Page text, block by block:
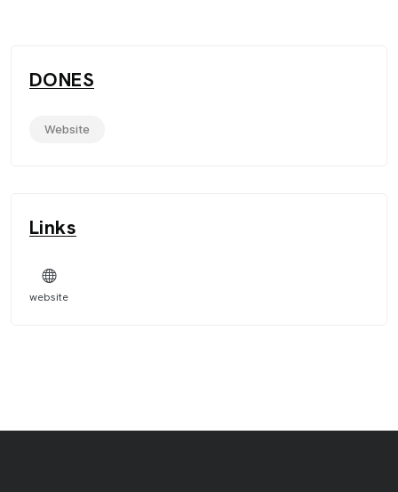
DONES
Website
Links
website